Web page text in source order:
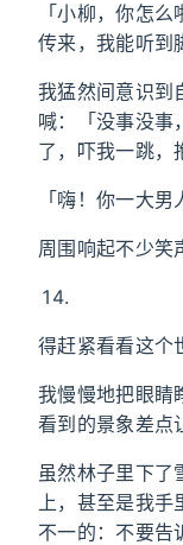
「小柳，你怎
传来，我能听到
我猛然间意识到
喊：「没事没事
了，吓我一跳，
「嗨！你一大
周围响起不少笑
得赶紧看看这个
我慢慢地把眼睛
看到的景象差点
虽然林子里下了
上，甚至是我手
不一的：不要告